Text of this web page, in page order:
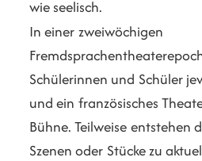
wie seelisch.
In einer zweiwöchigen
Schülerinnen und Schüler
und ein französisches
Bühne. Teilweise entstehen
Szenen oder Stücke zu